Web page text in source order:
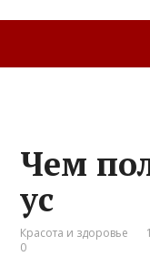
Чем
ус
Красота и здоровье
0